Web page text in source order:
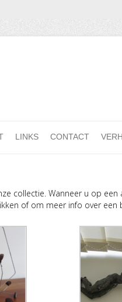
LINKS CONTACT
collectie. Wanneer u op
of om meer info over een